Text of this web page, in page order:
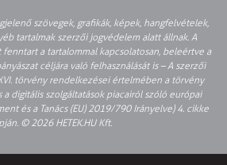
szövegek, grafikák, képek, hangfelvételek,
tartalmak szerzői jogvédelem alatt állnak. A
a tartalommal kapcsolatosan, beleértve a
céljára való felhasználását is – A szerzői
törvény rendelkezései értelmében a törvény
a digitális szolgáltatások piacairól szóló európai
és a Tanács (EU) 2019/790 Irányelve) 4. cikke
© 2026 HETEK.HU Kft.